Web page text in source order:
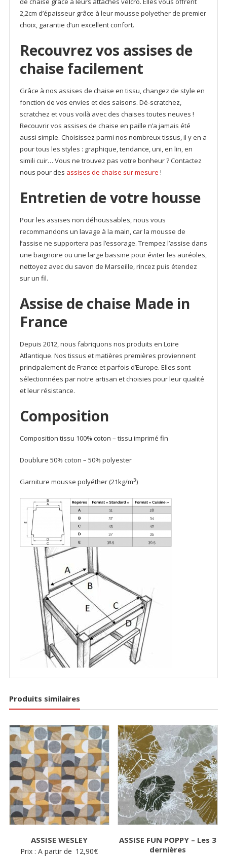
2,2cm d’épaisseur grâce à leur mousse polyether de premier
choix, garantie d’un excellent confort.
Recouvrez vos assises de
chaise facilement
Grâce à nos assises de chaise en tissu, changez de style en
fonction de vos envies et des saisons. Dé-scratchez,
scratchez et vous voilà avec des chaises toutes neuves !
Recouvrir vos assises de chaise en paille n’a jamais été
aussi simple. Choisissez parmi nos nombreux tissus, il y en a
pour tous les styles : graphique, tendance, uni, en lin, en
simili cuir… Vous ne trouvez pas votre bonheur ? Contactez
nous pour des assises de chaise sur mesure !
Entretien de votre housse
Pour les assises non déhoussables, nous vous
recommandons un lavage à la main, car la mousse de
l’assise ne supportera pas l’essorage. Trempez l’assise dans
une baignoire ou une large bassine pour éviter les auréoles,
nettoyez avec du savon de Marseille, rincez puis étendez
sur un fil.
Assise de chaise Made in
France
Depuis 2012, nous fabriquons nos produits en Loire
Atlantique. Nos tissus et matières premières proviennent
principalement de France et parfois d’Europe. Elles sont
sélectionnées par notre artisan et choisies pour leur qualité
et leur résistance.
Composition
Composition tissu 100% coton – tissu imprimé fin
Doublure 50% coton – 50% polyester
Garniture mousse polyéther (21kg/m3)
Produits similaires
ASSISE WESLEY
Prix : A partir de 12,90€
ASSISE FUN POPPY – Les 3
dernières